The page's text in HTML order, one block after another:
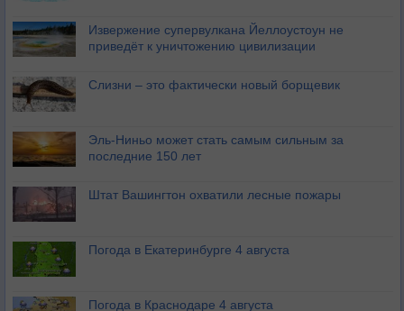
Извержение супервулкана Йеллоустоун не
приведёт к уничтожению цивилизации
Слизни – это фактически новый борщевик
Эль-Ниньо может стать самым сильным за
последние 150 лет
Штат Вашингтон охватили лесные пожары
Погода в Екатеринбурге 4 августа
Погода в Краснодаре 4 августа